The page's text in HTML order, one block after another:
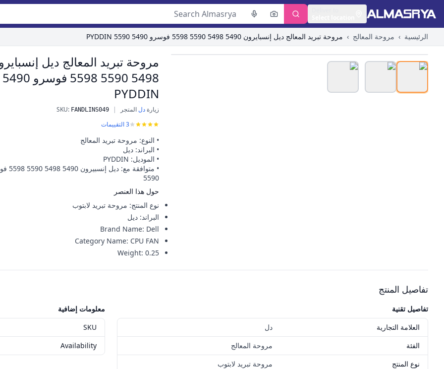
الرئيسية › مروحة المعالج › مروحة تبريد المعالج ديل إنسبايرون 5490 5498 5590 5598 فوسرو 5490 5590 PYDDIN
Roll over image to zoom in
PYDDIN
مروحة تبريد المعالج ديل إنسبايرون 5490 5498 5590 5598 فوسرو 5490 5590 PYDDIN
زيارةدلالمتجر |
SKU: FANDLINS049
3التقييمات
• النوع: مروحة تبريد المعالج
• البراند: ديل
• الموديل: PYDDIN
5590
حول هذا العنصر
نوع المنتج: مروحة تبريد لابتوب
البراند:ديل
Brand Name: Dell
Category Name: CPU FAN
Weight: 0.25
تفاصيل المنتج
تفاصيل تقنية
العلامة التجارية
دل
الفئة
مروحة المعالج
نوع المنتج
مروحة تبريد لابتوب
معلومات إضافية
SKU
Availability